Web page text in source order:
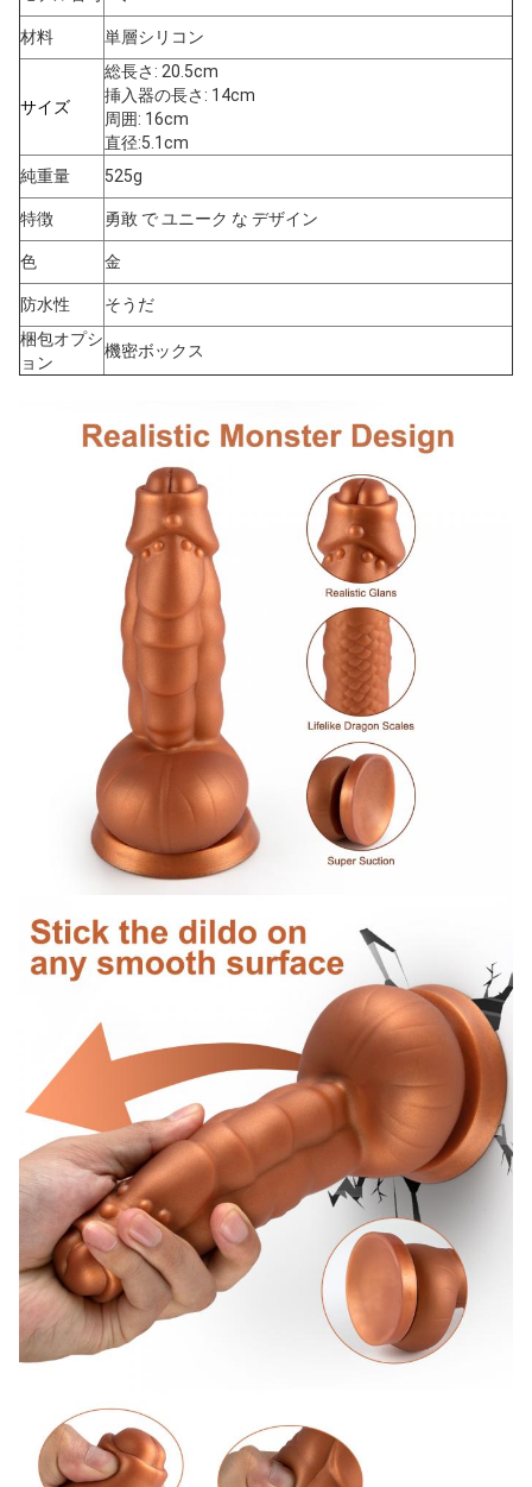
材料 単層シリコン
サイズ
総長さ: 20.5cm
挿入器の長さ: 14cm
周囲: 16cm
直径:5.1cm
純重量
525g
特徴 勇敢 で ユニーク な デザイン
色 金
防水性
そうだ
梱包オプシ
ョン
機密ボックス